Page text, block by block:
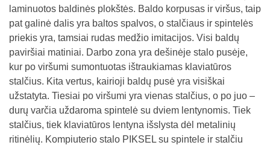
laminuotos baldinės plokštės. Baldo korpusas ir viršus, taip
pat galinė dalis yra baltos spalvos, o stalčiaus ir spintelės
priekis yra, tamsiai rudas medžio imitacijos. Visi baldų
paviršiai matiniai. Darbo zona yra dešinėje stalo pusėje,
kur po viršumi sumontuotas ištraukiamas klaviatūros
stalčius. Kita vertus, kairioji baldų pusė yra visiškai
užstatyta. Tiesiai po viršumi yra vienas stalčius, o po juo –
durų varčia uždaroma spintelė su dviem lentynomis. Tiek
stalčius, tiek klaviatūros lentyna išslysta dėl metalinių
ritinėlių. Kompiuterio stalo PIKSEL su spintele ir stalčiu